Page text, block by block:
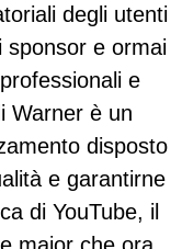
degli utenti
sponsor e ormai
e
Warner è un
disposto
e garantirne
di YouTube, il